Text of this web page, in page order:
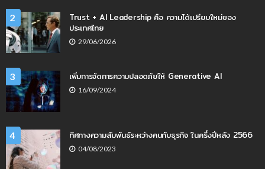
2
Trust + AI Leadership คือ ความได้เปรียบใหม่ของ
ประเทศไทย
29/06/2026
3 เพิ่มการจัดการความปลอดภัยให้ Generative AI
16/09/2024
4 ทิศทางความสัมพันธ์ระหว่างคนกับธุรกิจ ในครึ่งปีหลัง 2566
04/08/2023